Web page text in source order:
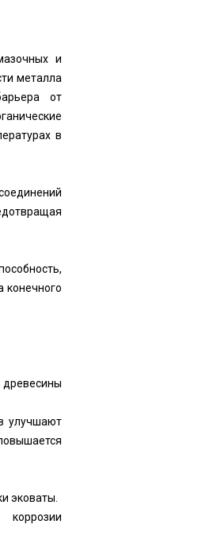
и
металла
от
в
конечного
древесины
улучшают
эковаты.
коррозии